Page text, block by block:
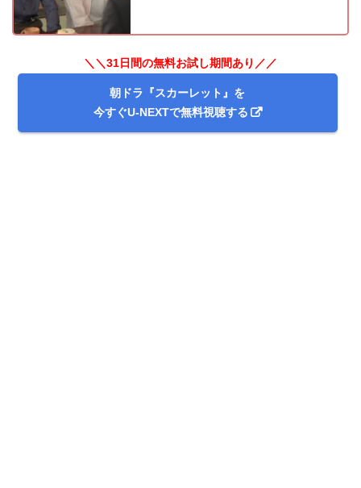
＼＼31日間の無料お試し期間あり／／
朝ドラ『スカーレット』を
今すぐU-NEXTで無料視聴する